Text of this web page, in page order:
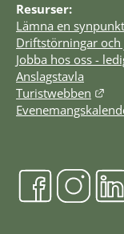
Resurser:
Lämna en synpunkt
Driftstörningar
Jobba hos oss -
Anslagstavla
Turistwebben